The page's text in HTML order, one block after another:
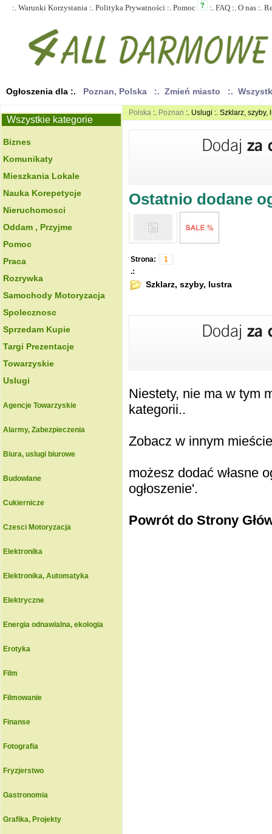
:. Warunki Korzystania :. Polityka Prywatności :. Pomoc :. FAQ :. O nas :.
Ogłoszenia dla :. Poznan, Polska :. Zmień miasto :.
Wszystkie kategorie
Biznes
Komunikaty
Mieszkania Lokale
Nauka Korepetycje
Nieruchomosci
Oddam , Przyjme
Pomoc
Praca
Rozrywka
Samochody Motoryzacja
Spolecznosc
Sprzedam Kupie
Targi Prezentacje
Towarzyskie
Uslugi
Agencje Towarzyskie
Alarmy, Zabezpieczenia
Biura, uslugi biurowe
Budowlane
Cukiernicze
Czesci Motoryzacja
Elektronika
Elektronika, Automatyka
Elektryczne
Energia odnawialna, ekologia
Erotyka
Film
Filmowanie
Finanse
Fotografia
Fryzjerstwo
Gastronomia
Grafika, Projekty
Polska :. Poznan :. Uslugi :. Szklarz, szyby,
Ostatnio dodane
Strona:
1
.:
Szklarz, szyby, lustra
Niestety, nie ma w tym
kategorii..
Zobacz w innym
możesz dodać własne
ogłoszenie'.
Powrót do Strony